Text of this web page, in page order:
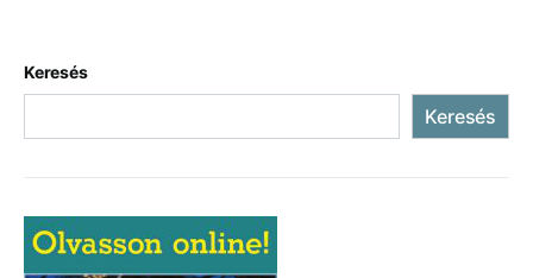
Keresés
Keresés